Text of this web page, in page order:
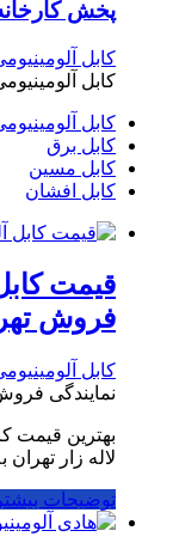
پخش کارخانه
کابل
کابل آلومینیومی
کابل
کابل برق
کابل مسین
کابل افشان
فروش
کابل
نمایندگی
لاله زار
توضیحات